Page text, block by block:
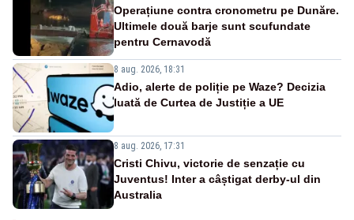
Operațiune contra cronometru pe Dunăre.
Ultimele două barje sunt scufundate
pentru Cernavodă
8 aug. 2026, 18:31
Adio, alerte de poliție pe Waze? Decizia
luată de Curtea de Justiție a UE
8 aug. 2026, 17:31
Cristi Chivu, victorie de senzație cu
Juventus! Inter a câștigat derby-ul din
Australia